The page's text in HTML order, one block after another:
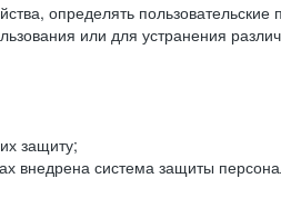
определять пользовательские
или для устранения
защиту;
система защиты